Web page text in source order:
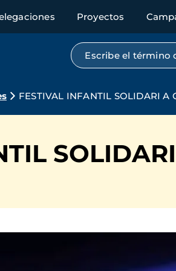
Proyectos
Búsqueda por
FESTIVAL INFANTIL SOLIDARI A